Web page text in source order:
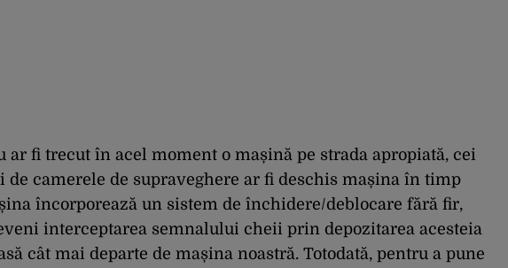
ar fi trecut în acel moment o mașină pe strada apropiată, cei
de camerele de supraveghere ar fi deschis mașina în timp
încorporează un sistem de închidere/deblocare fără fir,
interceptarea semnalului cheii prin depozitarea acesteia
cât mai departe de mașina noastră. Totodată, pentru a pune